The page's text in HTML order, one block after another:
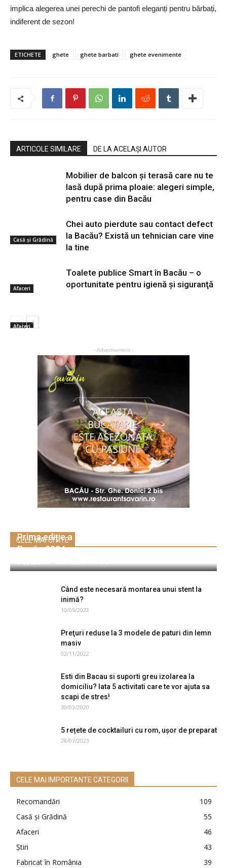
implica alegerea unei perechi de pantofi eleganți pentru bărbați,
indiferent de sezon!
ETICHETE ghete ghete barbati ghete evenimente
ARTICOLE SIMILARE DE LA ACELAȘI AUTOR
Casă şi Grădină
Mobilier de balcon și terasă care nu te
lasă după prima ploaie: alegeri simple,
pentru case din Bacău
Afaceri
Chei auto pierdute sau contact defect
la Bacău? Există un tehnician care vine
la tine
Afaceri
Toalete publice Smart în Bacău – o
oportunitate pentru igienă şi siguranţă
- Advertisement -
CELE MAI CITITE
Prima ediţie a Festivalului „Insula de Blues”
Bacău 2024
e-Bacau.ro - 18/04/2024 0
Când este necesară montarea unui stent la
inimă?
10/05/2022
Preţuri reduse la 3 modele de paturi din lemn
masiv
02/11/2022
Esti din Bacau si suporti greu izolarea la
domiciliu? Iata 5 activitati care te vor ajuta sa
scapi de stres!
30/03/2020
5 rețete de cocktailuri cu rom, ușor de preparat
28/07/2023
CELE MAI IMPORTANTE CATEGORII
Recomandări
109
Casă şi Grădină
55
Afaceri
46
Ştiri
43
Fabricat în România
39